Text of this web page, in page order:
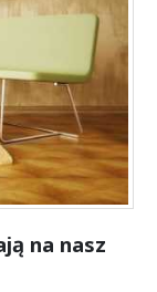
na nasz